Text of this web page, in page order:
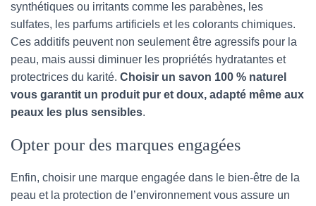
synthétiques ou irritants comme les parabènes, les
sulfates, les parfums artificiels et les colorants chimiques.
Ces additifs peuvent non seulement être agressifs pour la
peau, mais aussi diminuer les propriétés hydratantes et
protectrices du karité. Choisir un savon 100 % naturel
vous garantit un produit pur et doux, adapté même aux
peaux les plus sensibles.
Opter pour des marques engagées
Enfin, choisir une marque engagée dans le bien-être de la
peau et la protection de l’environnement vous assure un